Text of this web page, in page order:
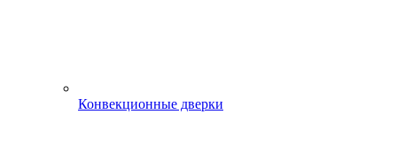
Конвекционные дверки